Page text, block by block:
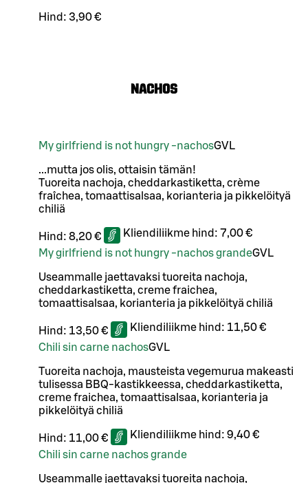
Hind: 3,90 €
Nachos
My girlfriend is not hungry -nachosGVL
...mutta jos olis, ottaisin tämän!
Tuoreita nachoja, cheddarkastiketta, crème
fraîchea, tomaattisalsaa, korianteria ja pikkelöityä
chiliä
Hind: 8,20 € Kliendiliikme hind: 7,00 €
My girlfriend is not hungry -nachos grandeGVL
Useammalle jaettavaksi tuoreita nachoja,
cheddarkastiketta, creme fraichea,
tomaattisalsaa, korianteria ja pikkelöityä chiliä
Hind: 13,50 € Kliendiliikme hind: 11,50 €
Chili sin carne nachosGVL
Tuoreita nachoja, mausteista vegemurua makeasti
tulisessa BBQ-kastikkeessa, cheddarkastiketta,
creme fraichea, tomaattisalsaa, korianteria ja
pikkelöityä chiliä
Hind: 11,00 € Kliendiliikme hind: 9,40 €
Chili sin carne nachos grande
Useammalle jaettavaksi tuoreita nachoja,